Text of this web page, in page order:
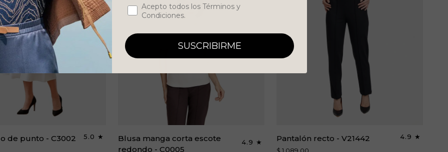
de punto - C3002
5.0
Blusa
manga
Blusa manga corta escote
redondo - C0005
4.9
Pantalón
Pantalón recto - V21442
4.9
ConcentAcepto todos los Términos y
Condiciones.
SUSCRIBIRME